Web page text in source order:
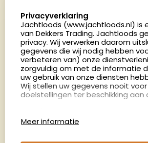
Nederland
4.8
2879 beoordelingen
Openingstijden
Dinsdag en donderdag: 13:00 - 17:00
uur
Afspraak maken
select language
Privacyverklaring
Jachtloods (www.jachtloods.nl) is
van Dekkers Trading. Jachtloods
privacy. Wij verwerken daarom
gegevens die wij nodig hebben
verbeteren van) onze
zorgvuldig om met de informatie
uw gebruik van onze diensten
Wij stellen uw gegevens nooit
doelstellingen ter beschikking aan
Meer informatie